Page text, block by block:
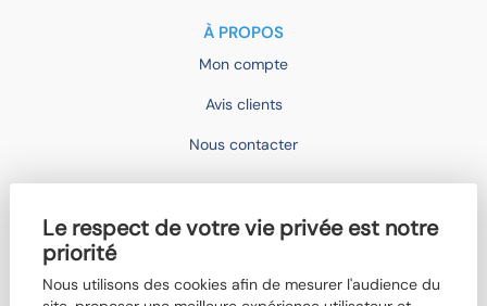
Le respect de votre vie privée est notre
priorité
Nous utilisons des cookies afin de mesurer l'audience du
À PROPOS
Mon compte
Avis clients
Nous contacter
Devenir mandataire